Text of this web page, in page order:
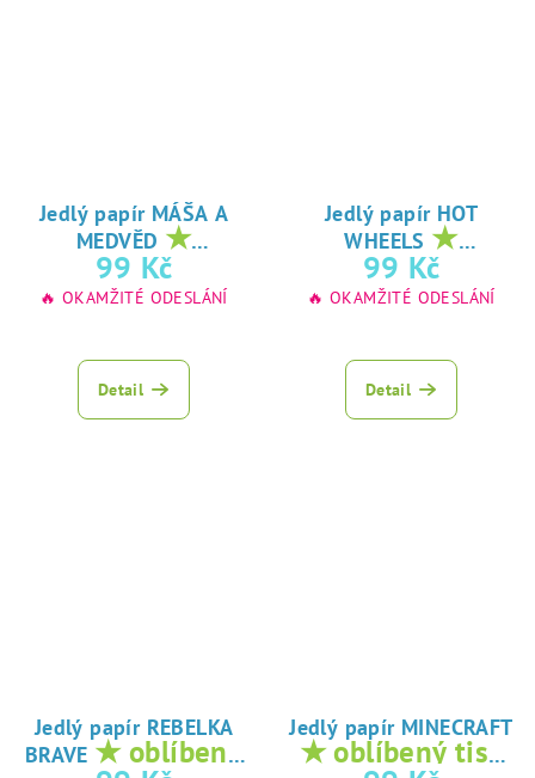
Jedlý papír MÁŠA A
MEDVĚD ★
oblíbený tisk na
jedlý papír
99 Kč
🔥 OKAMŽITÉ ODESLÁNÍ
Detail
Jedlý papír HOT
WHEELS ★
oblíbený tisk na
jedlý papír
99 Kč
🔥 OKAMŽITÉ ODESLÁNÍ
Detail
Jedlý papír REBELKA
BRAVE ★ oblíbený
Jedlý papír MINECRAFT
★ oblíbený tisk